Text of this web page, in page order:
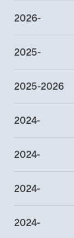
2026-
2025-
2025-2026
2024-
2024-
2024-
2024-